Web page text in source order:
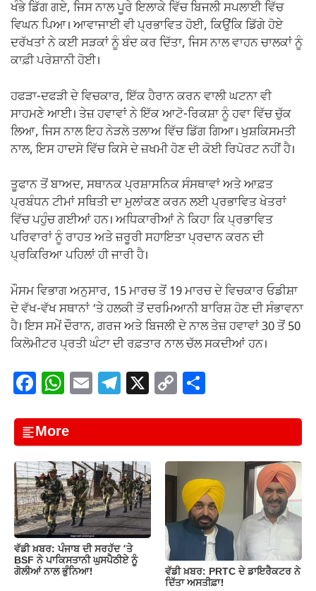
ਖੰਭੇ ਡਿੱਗ ਗਏ, ਜਿਸ ਨਾਲ ਪੂਰੇ ਇਲਾਕੇ ਵਿੱਚ ਬਿਜਲੀ ਸਪਲਾਈ ਵਿੱਚ
ਵਿਘਨ ਪਿਆ। ਆਵਾਜਾਈ ਵੀ ਪ੍ਰਭਾਵਿਤ ਹੋਈ, ਕਿਉਂਕਿ ਡਿੱਗੇ ਹੋਏ
ਦਰੱਖਤਾਂ ਨੇ ਕਈ ਸੜਕਾਂ ਨੂੰ ਬੰਦ ਕਰ ਦਿੱਤਾ, ਜਿਸ ਨਾਲ ਵਾਹਨ ਚਾਲਕਾਂ ਨੂੰ
ਕਾਫ਼ੀ ਪਰੇਸ਼ਾਨੀ ਹੋਈ।
ਹਫੜਾ-ਦਫੜੀ ਦੇ ਵਿਚਕਾਰ, ਇੱਕ ਹੈਰਾਨ ਕਰਨ ਵਾਲੀ ਘਟਨਾ ਵੀ
ਸਾਹਮਣੇ ਆਈ। ਤੇਜ਼ ਹਵਾਵਾਂ ਨੇ ਇੱਕ ਆਟੋ-ਰਿਕਸ਼ਾ ਨੂੰ ਹਵਾ ਵਿੱਚ ਚੁੱਕ
ਲਿਆ, ਜਿਸ ਨਾਲ ਇਹ ਨੇੜਲੇ ਤਲਾਅ ਵਿੱਚ ਡਿੱਗ ਗਿਆ। ਖੁਸ਼ਕਿਸਮਤੀ
ਨਾਲ, ਇਸ ਹਾਦਸੇ ਵਿੱਚ ਕਿਸੇ ਦੇ ਜ਼ਖਮੀ ਹੋਣ ਦੀ ਕੋਈ ਰਿਪੋਰਟ ਨਹੀਂ ਹੈ।
ਤੂਫਾਨ ਤੋਂ ਬਾਅਦ, ਸਥਾਨਕ ਪ੍ਰਸ਼ਾਸਨਿਕ ਸੰਸਥਾਵਾਂ ਅਤੇ ਆਫ਼ਤ
ਪ੍ਰਬੰਧਨ ਟੀਮਾਂ ਸਥਿਤੀ ਦਾ ਮੁਲਾਂਕਣ ਕਰਨ ਲਈ ਪ੍ਰਭਾਵਿਤ ਖੇਤਰਾਂ
ਵਿੱਚ ਪਹੁੰਚ ਗਈਆਂ ਹਨ। ਅਧਿਕਾਰੀਆਂ ਨੇ ਕਿਹਾ ਕਿ ਪ੍ਰਭਾਵਿਤ
ਪਰਿਵਾਰਾਂ ਨੂੰ ਰਾਹਤ ਅਤੇ ਜ਼ਰੂਰੀ ਸਹਾਇਤਾ ਪ੍ਰਦਾਨ ਕਰਨ ਦੀ
ਪ੍ਰਕਿਰਿਆ ਪਹਿਲਾਂ ਹੀ ਜਾਰੀ ਹੈ।
ਮੌਸਮ ਵਿਭਾਗ ਅਨੁਸਾਰ, 15 ਮਾਰਚ ਤੋਂ 19 ਮਾਰਚ ਦੇ ਵਿਚਕਾਰ ਓਡੀਸ਼ਾ
ਦੇ ਵੱਖ-ਵੱਖ ਸਥਾਨਾਂ ‘ਤੇ ਹਲਕੀ ਤੋਂ ਦਰਮਿਆਨੀ ਬਾਰਿਸ਼ ਹੋਣ ਦੀ ਸੰਭਾਵਨਾ
ਹੈ। ਇਸ ਸਮੇਂ ਦੌਰਾਨ, ਗਰਜ ਅਤੇ ਬਿਜਲੀ ਦੇ ਨਾਲ ਤੇਜ਼ ਹਵਾਵਾਂ 30 ਤੋਂ 50
ਕਿਲੋਮੀਟਰ ਪ੍ਰਤੀ ਘੰਟਾ ਦੀ ਰਫ਼ਤਾਰ ਨਾਲ ਚੱਲ ਸਕਦੀਆਂ ਹਨ।
F
c
e
b
o
o
k
W
at
s
A
p
p
E
ail
T
e
gr
a
m
X C
p
y
Li
n
k
ar
e
More
ਵੱਡੀ ਖ਼ਬਰ: ਪੰਜਾਬ ਦੀ ਸਰਹੱਦ ‘ਤੇ
BSF ਨੇ ਪਾਕਿਸਤਾਨੀ ਘੁਸਪੈਠੀਏ ਨੂੰ
ਗੋਲੀਆਂ ਨਾਲ ਭੁੰਨਿਆ!
ਵੱਡੀ ਖ਼ਬਰ: PRTC ਦੇ ਡਾਇਰੈਕਟਰ ਨੇ
ਦਿੱਤਾ ਅਸਤੀਫ਼ਾ!